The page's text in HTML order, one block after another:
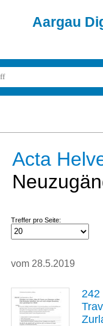
Aargau
Acta
Treffer pro Seite:
vom 28.5.2019